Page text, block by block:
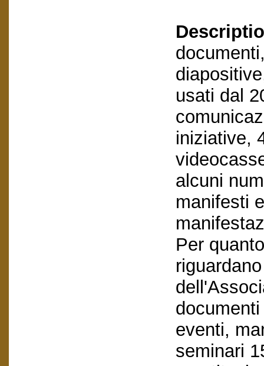
usati dal
iniziative,
alcuni
manifesti
Per
eventi,
seminari